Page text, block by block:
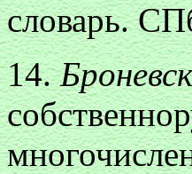
словарь.
14.